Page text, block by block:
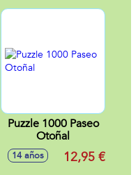
Puzzle 1000 Paseo
Otoñal
14 años 12,95 €